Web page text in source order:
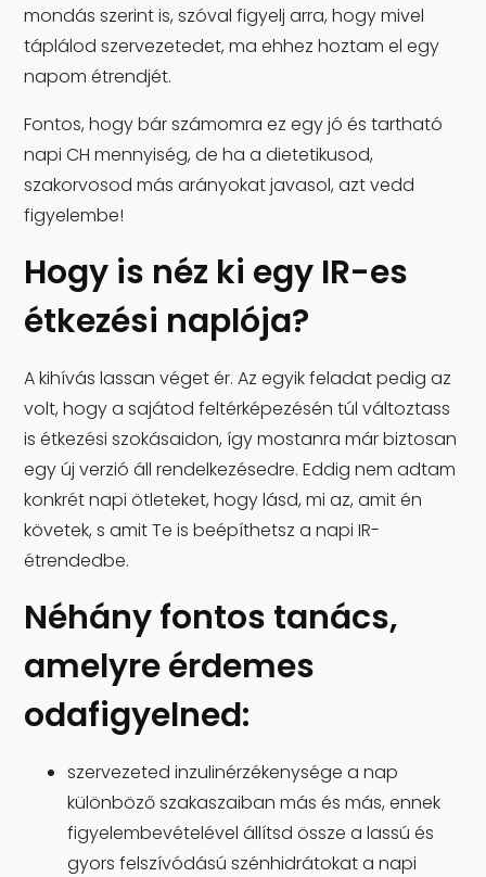
mondás szerint is, szóval figyelj arra, hogy mivel
táplálod szervezetedet, ma ehhez hoztam el egy
napom étrendjét.
Fontos, hogy bár számomra ez egy jó és tartható
napi CH mennyiség, de ha a dietetikusod,
szakorvosod más arányokat javasol, azt vedd
figyelembe!
Hogy is néz ki egy IR-es
étkezési naplója?
A kihívás lassan véget ér. Az egyik feladat pedig az
volt, hogy a sajátod feltérképezésén túl változtass
is étkezési szokásaidon, így mostanra már biztosan
egy új verzió áll rendelkezésedre. Eddig nem adtam
konkrét napi ötleteket, hogy lásd, mi az, amit én
követek, s amit Te is beépíthetsz a napi IR-
étrendedbe.
Néhány fontos tanács,
amelyre érdemes
odafigyelned:
szervezeted inzulinérzékenysége a nap
különböző szakaszaiban más és más, ennek
figyelembevételével állítsd össze a lassú és
gyors felszívódású szénhidrátokat a napi